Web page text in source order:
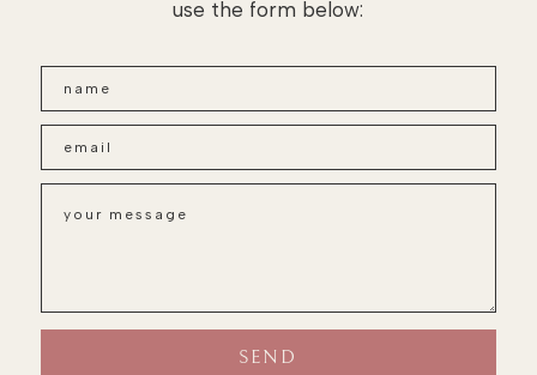
use the form below: